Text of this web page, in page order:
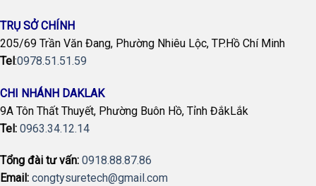
TRỤ SỞ CHÍNH
205/69 Trần Văn Đang, Phường Nhiêu Lộc, TP.Hồ Chí Minh
Tel:0978.51.51.59
CHI NHÁNH DAKLAK
9A Tôn Thất Thuyết, Phường Buôn Hồ, Tỉnh ĐắkLắk
Tel: 0963.34.12.14
Tổng đài tư vấn: 0918.88.87.86
Email: congtysuretech@gmail.com